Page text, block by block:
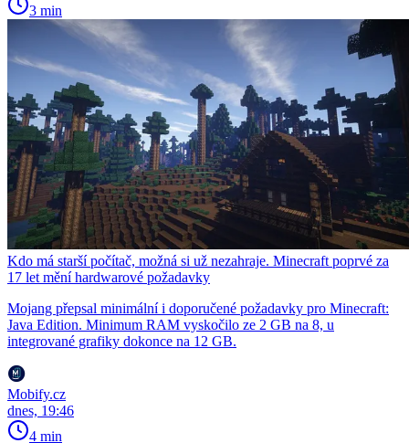
3 min
Kdo má starší počítač, možná si už nezahraje. Minecraft poprvé za
17 let mění hardwarové požadavky
Mojang přepsal minimální i doporučené požadavky pro Minecraft:
Java Edition. Minimum RAM vyskočilo ze 2 GB na 8, u
integrované grafiky dokonce na 12 GB.
Mobify.cz
dnes, 19:46
4 min